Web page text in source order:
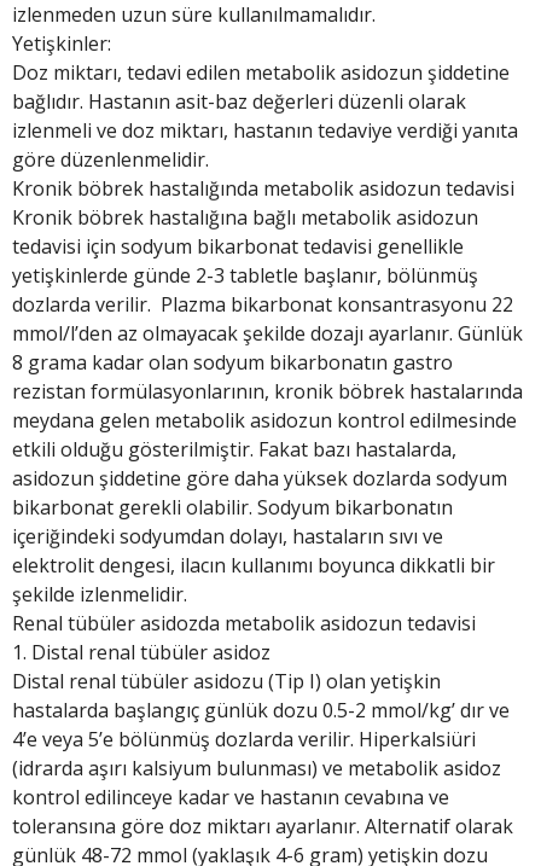
izlenmeden uzun süre kullanılmamalıdır.
Yetişkinler:
Doz miktarı, tedavi edilen metabolik asidozun şiddetine
bağlıdır. Hastanın asit-baz değerleri düzenli olarak
izlenmeli ve doz miktarı, hastanın tedaviye verdiği yanıta
göre düzenlenmelidir.
Kronik böbrek hastalığında metabolik asidozun tedavisi
Kronik böbrek hastalığına bağlı metabolik asidozun
tedavisi için sodyum bikarbonat tedavisi genellikle
yetişkinlerde günde 2-3 tabletle başlanır, bölünmüş
dozlarda verilir. Plazma bikarbonat konsantrasyonu 22
mmol/l’den az olmayacak şekilde dozajı ayarlanır. Günlük
8 grama kadar olan sodyum bikarbonatın gastro
rezistan formülasyonlarının, kronik böbrek hastalarında
meydana gelen metabolik asidozun kontrol edilmesinde
etkili olduğu gösterilmiştir. Fakat bazı hastalarda,
asidozun şiddetine göre daha yüksek dozlarda sodyum
bikarbonat gerekli olabilir. Sodyum bikarbonatın
içeriğindeki sodyumdan dolayı, hastaların sıvı ve
elektrolit dengesi, ilacın kullanımı boyunca dikkatli bir
şekilde izlenmelidir.
Renal tübüler asidozda metabolik asidozun tedavisi
1. Distal renal tübüler asidoz
Distal renal tübüler asidozu (Tip I) olan yetişkin
hastalarda başlangıç günlük dozu 0.5-2 mmol/kg’ dır ve
4’e veya 5’e bölünmüş dozlarda verilir. Hiperkalsiüri
(idrarda aşırı kalsiyum bulunması) ve metabolik asidoz
kontrol edilinceye kadar ve hastanın cevabına ve
toleransına göre doz miktarı ayarlanır. Alternatif olarak
günlük 48-72 mmol (yaklaşık 4-6 gram) yetişkin dozu